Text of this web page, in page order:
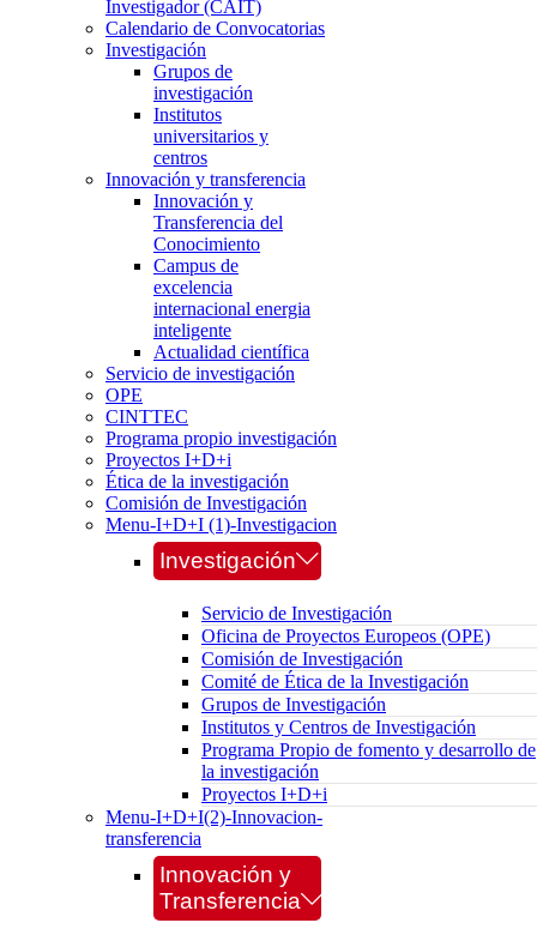
Investigador (CAIT)
Calendario de Convocatorias
Investigación
Grupos de
investigación
Institutos
universitarios y
centros
Innovación y transferencia
Innovación y
Transferencia del
Conocimiento
Campus de
excelencia
internacional energia
inteligente
Actualidad científica
Servicio de investigación
OPE
CINTTEC
Programa propio investigación
Proyectos I+D+i
Ética de la investigación
Comisión de Investigación
Menu-I+D+I (1)-Investigacion
Investigación
Servicio de Investigación
Oficina de Proyectos Europeos (OPE)
Comisión de Investigación
Comité de Ética de la Investigación
Grupos de Investigación
Institutos y Centros de Investigación
Programa Propio de fomento y desarrollo de
la investigación
Proyectos I+D+i
Menu-I+D+I(2)-Innovacion-
transferencia
Innovación y
Transferencia